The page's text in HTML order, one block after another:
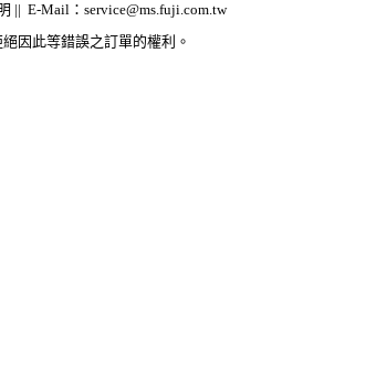
|| E-Mail：service@ms.fuji.com.tw
因此等錯誤之訂單的權利。